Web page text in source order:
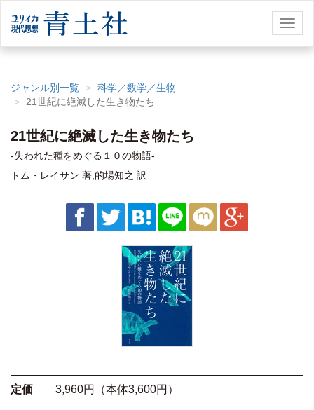
ジャンル別一覧
科学／数学／生物
21世紀に絶滅した生き物たち
21世紀に絶滅した生き物たち
-失われた種をめぐる１０の物語-
トム・レイサン 著,的場知之 訳
定価 3,960円（本体3,600円）